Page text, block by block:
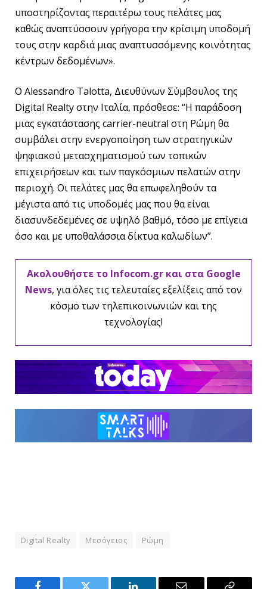
υποστηρίζοντας περαιτέρω τους πελάτες μας
καθώς αναπτύσσουν γρήγορα την κρίσιμη υποδομή
τους στην καρδιά μιας αναπτυσσόμενης κοινότητας
κέντρων δεδομένων».
Ο Alessandro Talotta, Διευθύνων Σύμβουλος της
Digital Realty στην Ιταλία, πρόσθεσε: “Η παράδοση
μιας εγκατάστασης carrier-neutral στη Ρώμη θα
συμβάλει στην ενεργοποίηση των στρατηγικών
ψηφιακού μετασχηματισμού των τοπικών
επιχειρήσεων και των παγκόσμιων πελατών στην
περιοχή. Οι πελάτες μας θα επωφεληθούν τα
μέγιστα από τις υποδομές μας που θα είναι
διασυνδεδεμένες σε υψηλό βαθμό, τόσο με επίγεια
όσο και με υποθαλάσσια δίκτυα καλωδίων”.
Ακολουθήστε το Infocom.gr και στα Google
News, για όλες τις τελευταίες εξελίξεις από τον
κόσμο των τηλεπικοινωνιών και της
τεχνολογίας!
Digital Realty Μεσόγειος Ρώμη